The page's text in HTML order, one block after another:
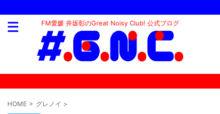
FM愛媛 井坂彰のGreat Noisy Club! 公式ブログ
HOME > グレノイ >